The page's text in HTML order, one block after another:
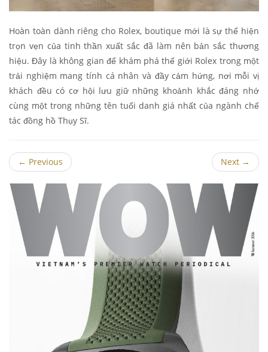
Hoàn toàn dành riêng cho Rolex, boutique mới là sự thể hiện
trọn vẹn của tinh thần xuất sắc đã làm nên bản sắc thương
hiệu. Đây là không gian để khám phá thế giới Rolex trong một
trải nghiệm mang tính cá nhân và đầy cảm hứng, nơi mỗi vị
khách đều có cơ hội lưu giữ những khoảnh khắc đáng nhớ
cùng một trong những tên tuổi danh giá nhất của ngành chế
tác đồng hồ Thụy Sĩ.
← Previous Next →